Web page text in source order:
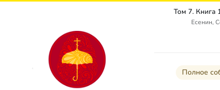
Есенин,
Полное